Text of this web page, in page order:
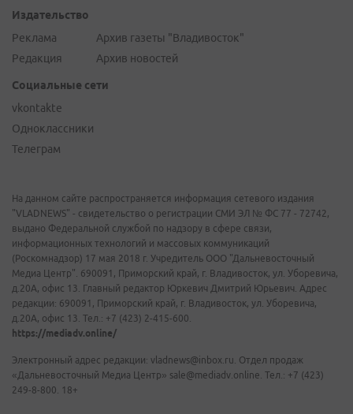
Издательство
Реклама
Редакция
Архив газеты "Владивосток"
Архив новостей
Социальные сети
vkontakte
Одноклассники
Телеграм
На данном сайте распространяется информация сетевого издания
"VLADNEWS" - свидетельство о регистрации СМИ ЭЛ № ФС 77 - 72742,
выдано Федеральной службой по надзору в сфере связи,
информационных технологий и массовых коммуникаций
(Роскомнадзор) 17 мая 2018 г. Учредитель ООО "Дальневосточный
Медиа Центр". 690091, Приморский край, г. Владивосток, ул. Уборевича,
д.20А, офис 13. Главный редактор Юркевич Дмитрий Юрьевич. Адрес
редакции: 690091, Приморский край, г. Владивосток, ул. Уборевича,
д.20А, офис 13. Тел.: +7 (423) 2-415-600.
https://mediadv.online/
Электронный адрес редакции: vladnews@inbox.ru. Отдел продаж
«Дальневосточный Медиа Центр» sale@mediadv.online. Тел.: +7 (423)
249-8-800. 18+